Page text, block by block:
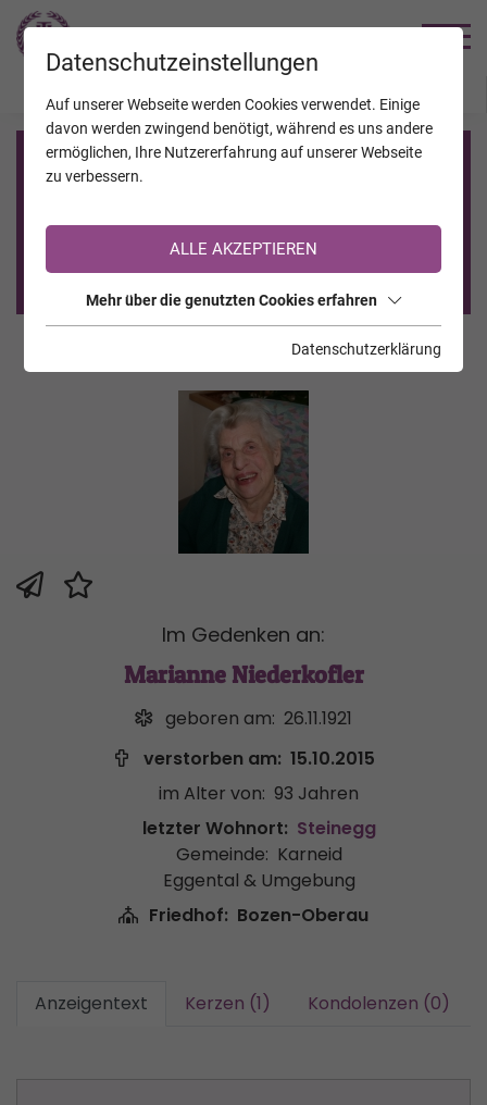
Registrierung auf TrauerHilfe.it
Sie sind noch nicht auf TrauerHilfe.it registriert?
>> zur kostenlosen Registrierung <<
Im Gedenken an:
Marianne Niederkofler
geboren am: 26.11.1921
verstorben am: 15.10.2015
im Alter von: 93 Jahren
letzter Wohnort: Steinegg
Gemeinde: Karneid
Eggental & Umgebung
Friedhof: Bozen-Oberau
Anzeigentext Kerzen (1) Kondolenzen (0)
Datenschutzeinstellungen
Auf unserer Webseite werden Cookies verwendet. Einige
davon werden zwingend benötigt, während es uns andere
ermöglichen, Ihre Nutzererfahrung auf unserer Webseite
zu verbessern.
ALLE AKZEPTIEREN
Mehr über die genutzten Cookies erfahren
Datenschutzerklärung
JAHRESTAGE KALENDER VERSTORBENE